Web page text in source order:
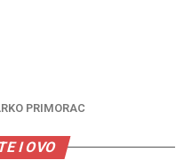
PRIMORAC
I OVO